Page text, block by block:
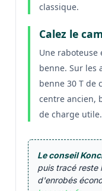
classique.
Calez le
Une
benne. Sur les
benne 30 T de
centre ancien,
de charge utile.
Le conseil
puis tracé reste
d'enrobés